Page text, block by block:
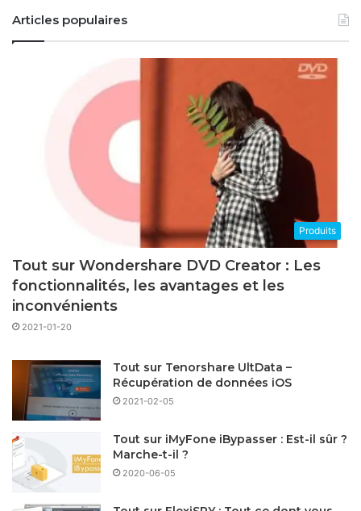
Articles populaires
Produits
Tout sur Wondershare DVD Creator : Les
fonctionnalités, les avantages et les
inconvénients
2021-01-20
Tout sur Tenorshare UltData –
Récupération de données iOS
2021-02-05
Tout sur iMyFone iBypasser : Est-il sûr ?
Marche-t-il ?
2020-06-05